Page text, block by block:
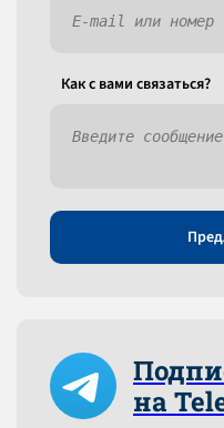
Как c вами связаться?
на